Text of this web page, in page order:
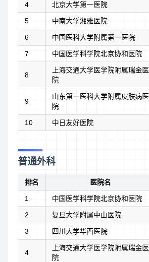
4 北京大学第一医院
5 中南大学湘雅医院
6 中国医科大学附属第一医院
7 中国医学科学院北京协和医院
8
上海交通大学医学院附属瑞金医
院
9
山东第一医科大学附属皮肤病医
院
10 中日友好医院
普通外科
排名 医院名
1 中国医学科学院北京协和医院
2 复旦大学附属中山医院
3 四川大学华西医院
4
上海交通大学医学院附属瑞金医
院